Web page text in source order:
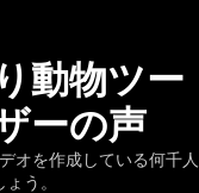
動物ツー
ーの声
オを作成している何千人
う。